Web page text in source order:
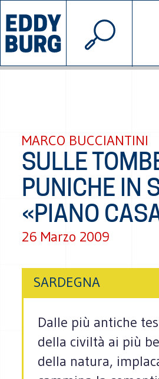
INIZIATIVE
© 2026
MARCO BUCCIANTINI
SULLE
PUNICHE IN
«PIANO
26 Marzo 2009
SARDEGNA
Dalle più antiche
della civiltà ai più
della natura,